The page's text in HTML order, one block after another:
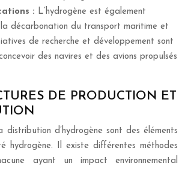
: L’hydrogène est également
décarbonation du transport maritime et
de recherche et développement sont
des navires et des avions propulsés
DE PRODUCTION ET
d’hydrogène sont des éléments
hydrogène. Il existe différentes méthodes
ayant un impact environnemental